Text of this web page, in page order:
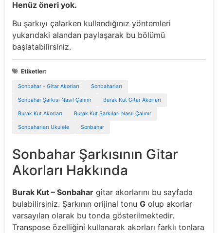
Henüz öneri yok.
Bu şarkıyı çalarken kullandığınız yöntemleri
yukarıdaki alandan paylaşarak bu bölümü
başlatabilirsiniz.
Etiketler:
Sonbahar - Gitar Akorları Sonbaharları
Sonbahar Şarkısı Nasıl Çalınır Burak Kut Gitar Akorları
Burak Kut Akorları Burak Kut Şarkıları Nasıl Çalınır
Sonbaharları Ukulele Sonbahar
Sonbahar Şarkısının Gitar
Akorları Hakkında
Burak Kut – Sonbahar gitar akorlarını bu sayfada
bulabilirsiniz. Şarkının orijinal tonu G olup akorlar
varsayılan olarak bu tonda gösterilmektedir.
Transpose özelliğini kullanarak akorları farklı tonlara